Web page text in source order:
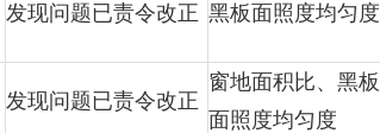
发现问题已责令改正 黑板面照度均匀度
发现问题已责令改正
窗地面积比、黑板
面照度均匀度